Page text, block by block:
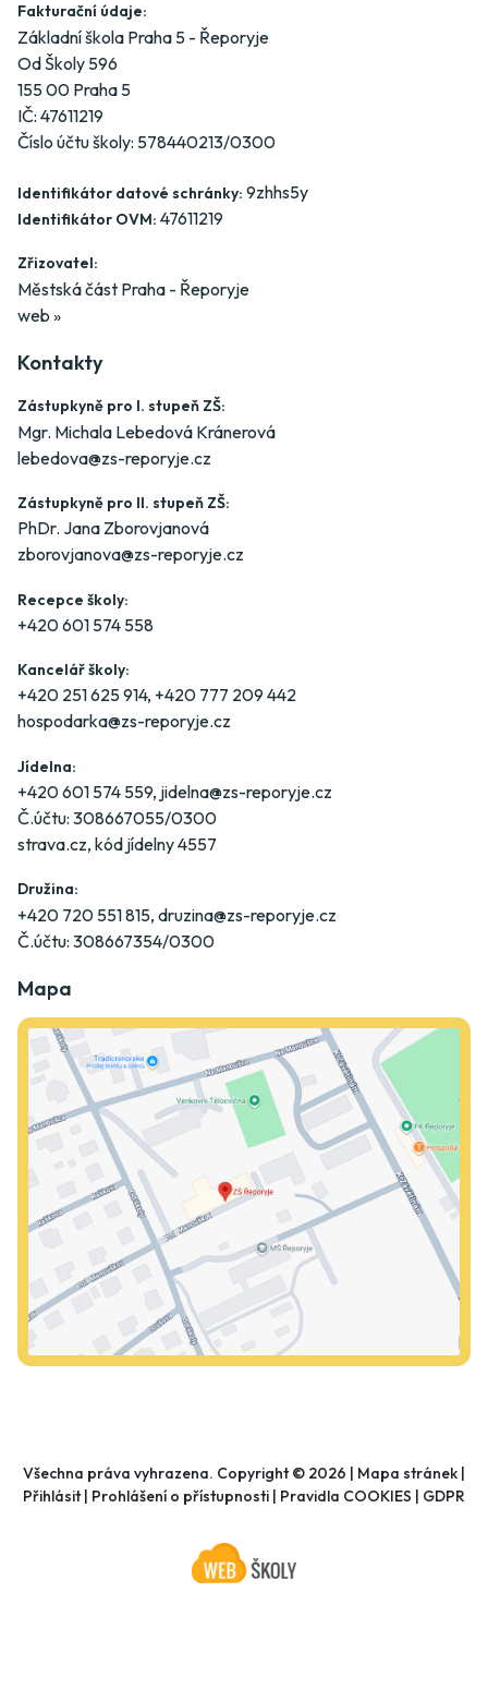
Fakturační údaje:
Základní škola Praha 5 - Řeporyje
Od Školy 596
155 00 Praha 5
IČ: 47611219
Číslo účtu školy: 578440213/0300
Identifikátor datové schránky: 9zhhs5y
Identifikátor OVM: 47611219
Zřizovatel:
Městská část Praha - Řeporyje
web »
Kontakty
Zástupkyně pro I. stupeň ZŠ:
Mgr. Michala Lebedová Kránerová
lebedova@zs-reporyje.cz
Zástupkyně pro II. stupeň ZŠ:
PhDr. Jana Zborovjanová
zborovjanova@zs-reporyje.cz
Recepce školy:
+420 601 574 558
Kancelář školy:
+420 251 625 914, +420 777 209 442
hospodarka@zs-reporyje.cz
Jídelna:
+420 601 574 559, jidelna@zs-reporyje.cz
Č.účtu: 308667055/0300
strava.cz, kód jídelny 4557
Družina:
+420 720 551 815, druzina@zs-reporyje.cz
Č.účtu: 308667354/0300
Mapa
Všechna práva vyhrazena. Copyright © 2026 | Mapa stránek |
Přihlásit| Prohlášení o přístupnosti | Pravidla COOKIES | GDPR